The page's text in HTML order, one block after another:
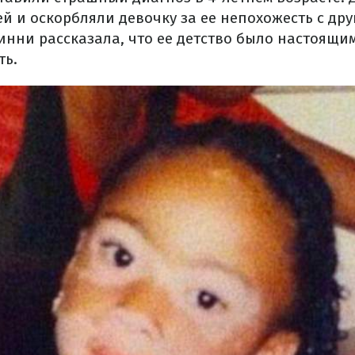
и оскорбляли девочку за ее непохожесть с
рассказала, что ее детство было